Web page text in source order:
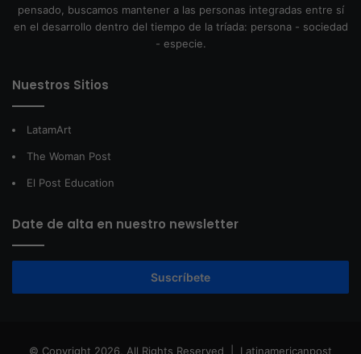
pensado, buscamos mantener a las personas integradas entre sí
en el desarrollo dentro del tiempo de la tríada: persona - sociedad
- especie.
Nuestros Sitios
LatamArt
The Woman Post
El Post Education
Date de alta en nuestro newsletter
Suscríbete
© Copyright 2026, All Rights Reserved | Latinamericanpost